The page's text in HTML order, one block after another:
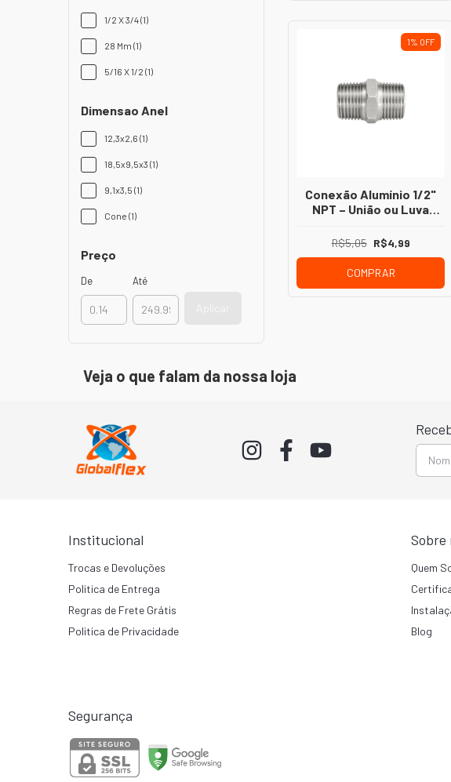
1/2 X 3/4 (1)
28 Mm (1)
5/16 X 1/2 (1)
Dimensao Anel
12,3x2,6 (1)
18,5x9,5x3 (1)
9,1x3,5 (1)
Cone (1)
Preço
De Até
1% OFF
Conexão Alumínio 1/2"
NPT – União ou Luva
Instalação de Gás
R$5,05 R$4,99
COMPRAR
Veja o que falam da nossa loja
Institucional
Trocas e Devoluções
Politica de Entrega
Regras de Frete Grátis
Politica de Privacidade
Sobre
Quem
Blog
Segurança